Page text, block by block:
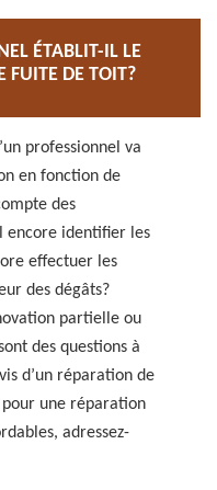
ÉTABLIT-IL LE
FUITE DE TOIT?
professionnel va
en fonction de
des
encore identifier les
effectuer les
des dégâts?
partielle ou
des questions à
d’un réparation de
une réparation
adressez-